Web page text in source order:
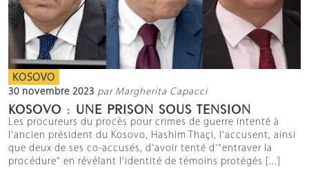
KOSOVO
30 novembre 2023 par Margherita Capacci
KOSOVO : UNE PRISON SOUS TENSION
Les procureurs du procès pour crimes de guerre intenté à
l'ancien président du Kosovo, Hashim Thaçi, l'accusent, ainsi
que deux de ses co-accusés, d'avoir tenté d'"entraver la
procédure" en révélant l'identité de témoins protégés [...]